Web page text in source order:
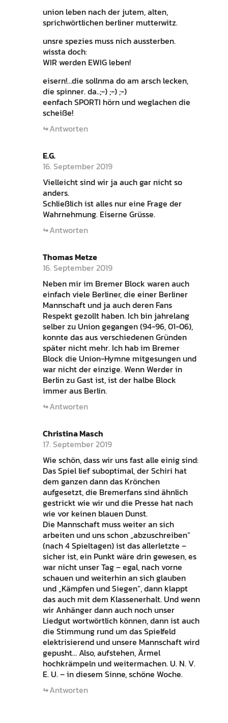
union leben nach der jutem, alten,
sprichwörtlichen berliner mutterwitz.
unsre spezies muss nich aussterben.
wissta doch:
WIR werden EWIG leben!
eisern!…die sollnma do am arsch lecken,
die spinner. da..;-) ;-) ;-)
eenfach SPORTI hörn und weglachen die
scheiße!
Antworten
E.G.
16. September 2019
Vielleicht sind wir ja auch gar nicht so
anders.
Schließlich ist alles nur eine Frage der
Wahrnehmung. Eiserne Grüsse.
Antworten
Thomas Metze
16. September 2019
Neben mir im Bremer Block waren auch
einfach viele Berliner, die einer Berliner
Mannschaft und ja auch deren Fans
Respekt gezollt haben. Ich bin jahrelang
selber zu Union gegangen (94-96, 01-06),
konnte das aus verschiedenen Gründen
später nicht mehr. Ich hab im Bremer
Block die Union-Hymne mitgesungen und
war nicht der einzige. Wenn Werder in
Berlin zu Gast ist, ist der halbe Block
immer aus Berlin.
Antworten
Christina Masch
17. September 2019
Wie schön, dass wir uns fast alle einig sind:
Das Spiel lief suboptimal, der Schiri hat
dem ganzen dann das Krönchen
aufgesetzt, die Bremerfans sind ähnlich
gestrickt wie wir und die Presse hat nach
wie vor keinen blauen Dunst.
Die Mannschaft muss weiter an sich
arbeiten und uns schon „abzuschreiben“
(nach 4 Spieltagen) ist das allerletzte –
sicher ist, ein Punkt wäre drin gewesen, es
war nicht unser Tag – egal, nach vorne
schauen und weiterhin an sich glauben
und „Kämpfen und Siegen“, dann klappt
das auch mit dem Klassenerhalt. Und wenn
wir Anhänger dann auch noch unser
Liedgut wortwörtlich können, dann ist auch
die Stimmung rund um das Spielfeld
elektrisierend und unsere Mannschaft wird
gepusht… Also, aufstehen, Ärmel
hochkrämpeln und weitermachen. U. N. V.
E. U. – in diesem Sinne, schöne Woche.
Antworten